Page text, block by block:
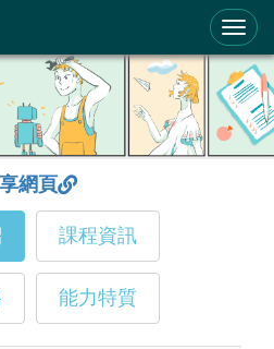
助系統
網頁
課程資訊
能力特質